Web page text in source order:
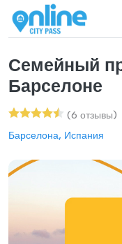
Семейный
Барселоне
(6 отзывы)
Барселона, Испания